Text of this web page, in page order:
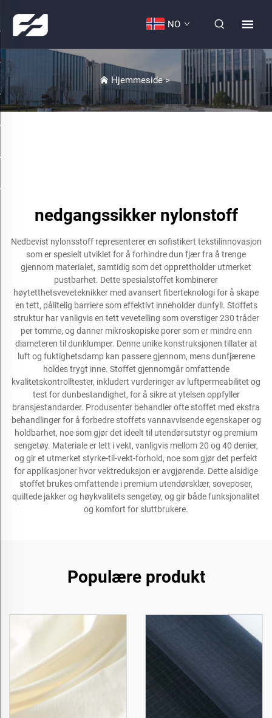
NO
Hjemmeside>
nedgangssikker nylonstoff
Nedbevist nylonsstoff representerer en sofistikert tekstilinnovasjon
som er spesielt utviklet for å forhindre dun fjær fra å trenge
gjennom materialet, samtidig som det opprettholder utmerket
pustbarhet. Dette spesialstoffet kombinerer
høytetthetsveveteknikker med avansert fiberteknologi for å skape
en tett, pålitelig barriere som effektivt inneholder dunfyll. Stoffets
struktur har vanligvis en tett vevetelling som overstiger 230 tråder
per tomme, og danner mikroskopiske porer som er mindre enn
diameteren til dunklumper. Denne unike konstruksjonen tillater at
luft og fuktighetsdamp kan passere gjennom, mens dunfjærene
holdes trygt inne. Stoffet gjennomgår omfattende
kvalitetskontrolltester, inkludert vurderinger av luftpermeabilitet og
test for dunbestandighet, for å sikre at ytelsen oppfyller
bransjestandarder. Produsenter behandler ofte stoffet med ekstra
behandlinger for å forbedre stoffets vannavvisende egenskaper og
holdbarhet, noe som gjør det ideelt til utendørsutstyr og premium
sengetøy. Materiale er lett i vekt, vanligvis mellom 20 og 40 denier,
og gir et utmerket styrke-til-vekt-forhold, noe som gjør det perfekt
for applikasjoner hvor vektreduksjon er avgjørende. Dette alsidige
stoffet brukes omfattende i premium utendørsklær, soveposer,
quiltede jakker og høykvalitets sengetøy, og gir både funksjonalitet
og komfort for sluttbrukere.
Populære produkt